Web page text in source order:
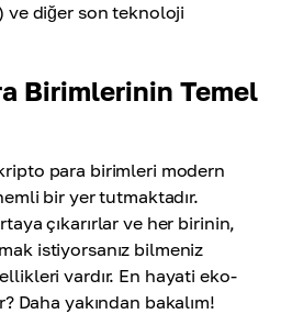
ve diğer son teknoloji
Birimlerinin Temel
para birimleri modern
bir yer tutmaktadır.
çıkarırlar ve her birinin,
istiyorsanız bilmeniz
vardır. En hayati eko-
Daha yakından bakalım!